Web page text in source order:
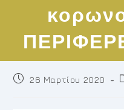
Post26 Μαρτίου 2020